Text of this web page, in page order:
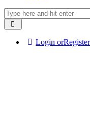
Login orRegister